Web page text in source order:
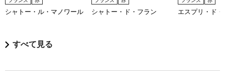
シャトー・ル・マノワール シャトー・ド・フラン エスプリ・ド
すべて見る